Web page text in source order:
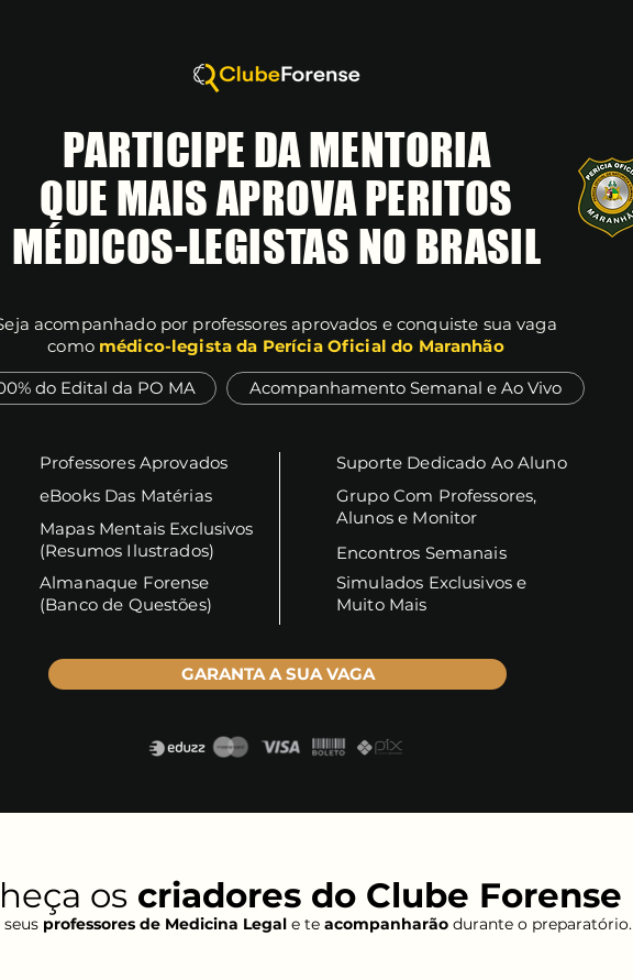
PARTICIPE DA MENTORIA
QUE MAIS APROVA PERITOS
MÉDICOS-LEGISTAS NO BRASIL
acompanhado por professores aprovados e conquiste sua vaga
comomédico-legista da Perícia Oficial do Maranhão
do Edital da PO MA
Acompanhamento Semanal e Ao Vivo
Professores Aprovados
Suporte Dedicado Ao Aluno
eBooks Das Matérias
Mapas Mentais Exclusivos
(Resumos Ilustrados)
Grupo Com Professores,
Alunos e Monitor
Encontros Semanais
Almanaque Forense
(Banco de Questões)
Simulados Exclusivos e
Muito Mais
GARANTA A SUA VAGA
os criadores do Clube Forense
professores de Medicina Legal e te acompanharão durante o preparatório.